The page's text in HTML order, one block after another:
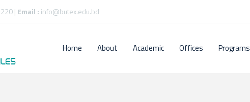
| Email : info@butex.edu.bd
Home About Academic Offices Programs